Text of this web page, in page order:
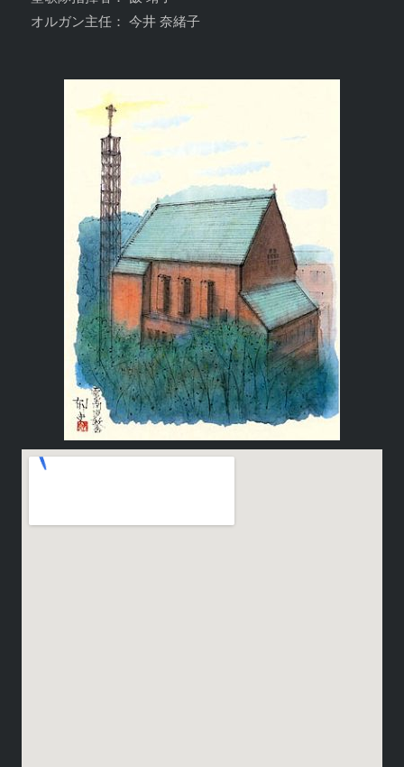
オルガン主任： 今井 奈緒子